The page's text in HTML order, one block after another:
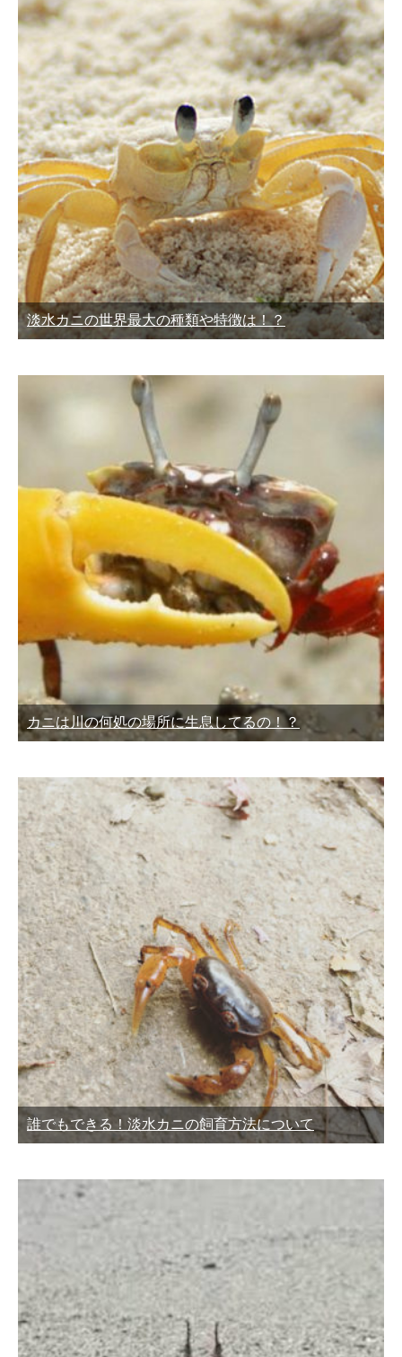
淡水カニの世界最大の種類や特徴は！？
カニは川の何処の場所に生息してるの！？
誰でもできる！淡水カニの飼育方法について